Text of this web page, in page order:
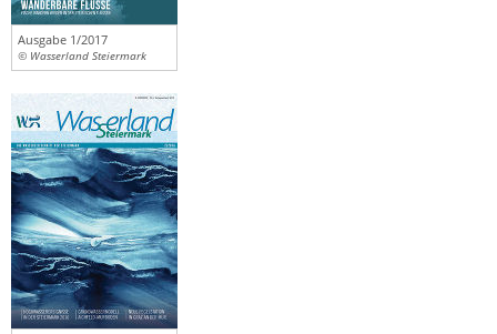
Ausgabe 1/2017
© Wasserland Steiermark